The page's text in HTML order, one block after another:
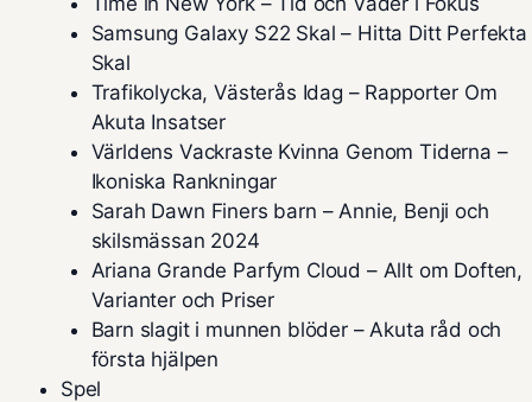
Samsung Galaxy S22 Skal – Hitta Ditt Perfekta
Skal
Trafikolycka, Västerås Idag – Rapporter Om
Akuta Insatser
Världens Vackraste Kvinna Genom Tiderna –
Ikoniska Rankningar
Sarah Dawn Finers barn – Annie, Benji och
skilsmässan 2024
Ariana Grande Parfym Cloud – Allt om Doften,
Varianter och Priser
Barn slagit i munnen blöder – Akuta råd och
första hjälpen
Spel